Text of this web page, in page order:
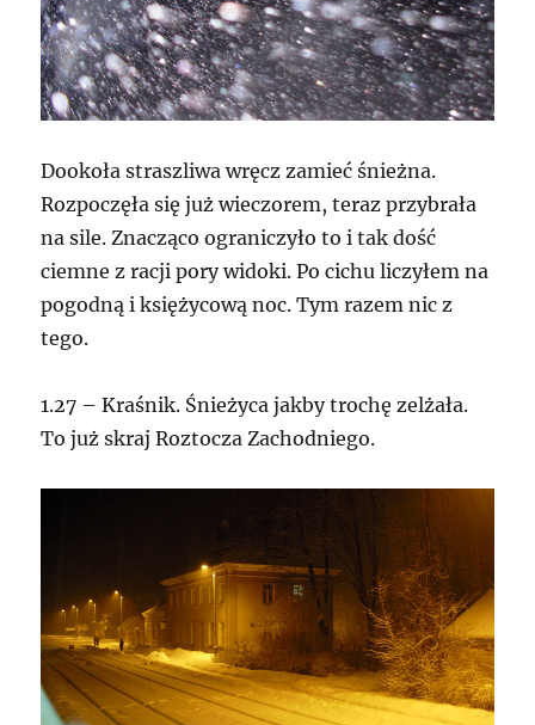
Dookoła straszliwa wręcz zamieć śnieżna.
Rozpoczęła się już wieczorem, teraz przybrała
na sile. Znacząco ograniczyło to i tak dość
ciemne z racji pory widoki. Po cichu liczyłem na
pogodną i księżycową noc. Tym razem nic z
tego.
1.27 – Kraśnik. Śnieżyca jakby trochę zelżała.
To już skraj Roztocza Zachodniego.